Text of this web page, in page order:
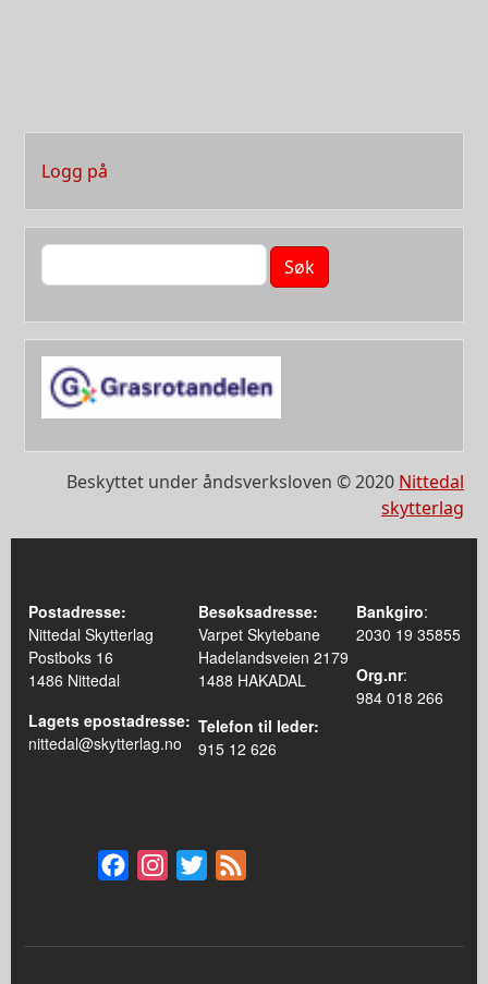
User account menu
Logg på
Søk
Beskyttet under åndsverksloven © 2020 Nittedal
skytterlag
Postadresse:
Nittedal Skytterlag
Postboks 16
1486 Nittedal
Lagets epostadresse:
nittedal@skytterlag.no
Besøksadresse:
Varpet Skytebane
Hadelandsveien 2179
1488 HAKADAL
Telefon til leder:
915 12 626
Bankgiro:
2030 19 35855
Org.nr:
984 018 266
FacebookInstagram
Twitter